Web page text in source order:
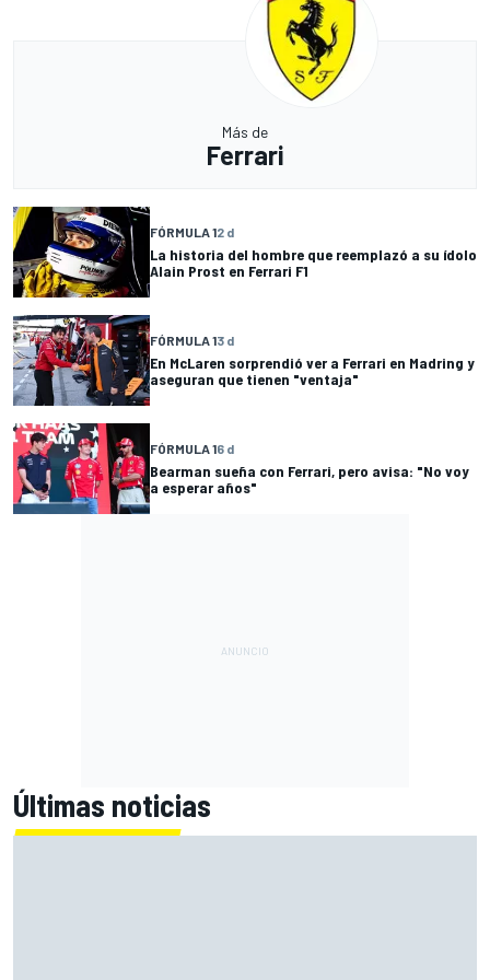
Más de
Ferrari
FÓRMULA 12 d
La historia del hombre que reemplazó a su ídolo
Alain Prost en Ferrari F1
FÓRMULA 13 d
En McLaren sorprendió ver a Ferrari en Madring y
aseguran que tienen "ventaja"
FÓRMULA 16 d
Bearman sueña con Ferrari, pero avisa: "No voy
a esperar años"
Últimas noticias